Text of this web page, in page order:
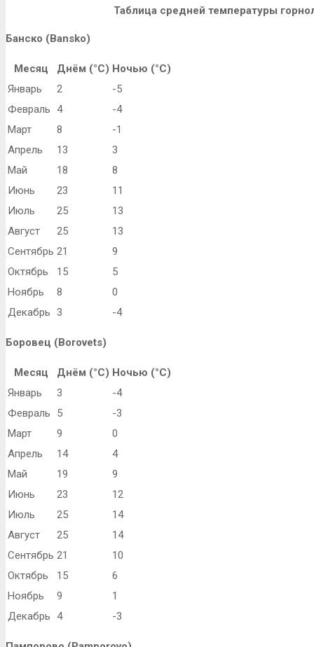
Таблица средней температуры
Банско (Bansko)
Месяц Днём (°C) Ночью (°C)
Январь
2
-5
Февраль 4
-4
Март
8
-1
Апрель
13
3
Май
18
8
Июнь
23
11
Июль
25
13
Август
25
13
Сентябрь 21
9
Октябрь
15
5
Ноябрь
8
0
Декабрь 3 -4
Боровец (Borovets)
Месяц Днём (°C) Ночью (°C)
Январь
3
-4
Февраль
5
-3
Март
9
0
Апрель
14
4
Май
19
9
Июнь
23
12
Июль
25
14
Август
25
14
Сентябрь 21
10
Октябрь
15
6
Ноябрь
9
1
Декабрь 4 -3